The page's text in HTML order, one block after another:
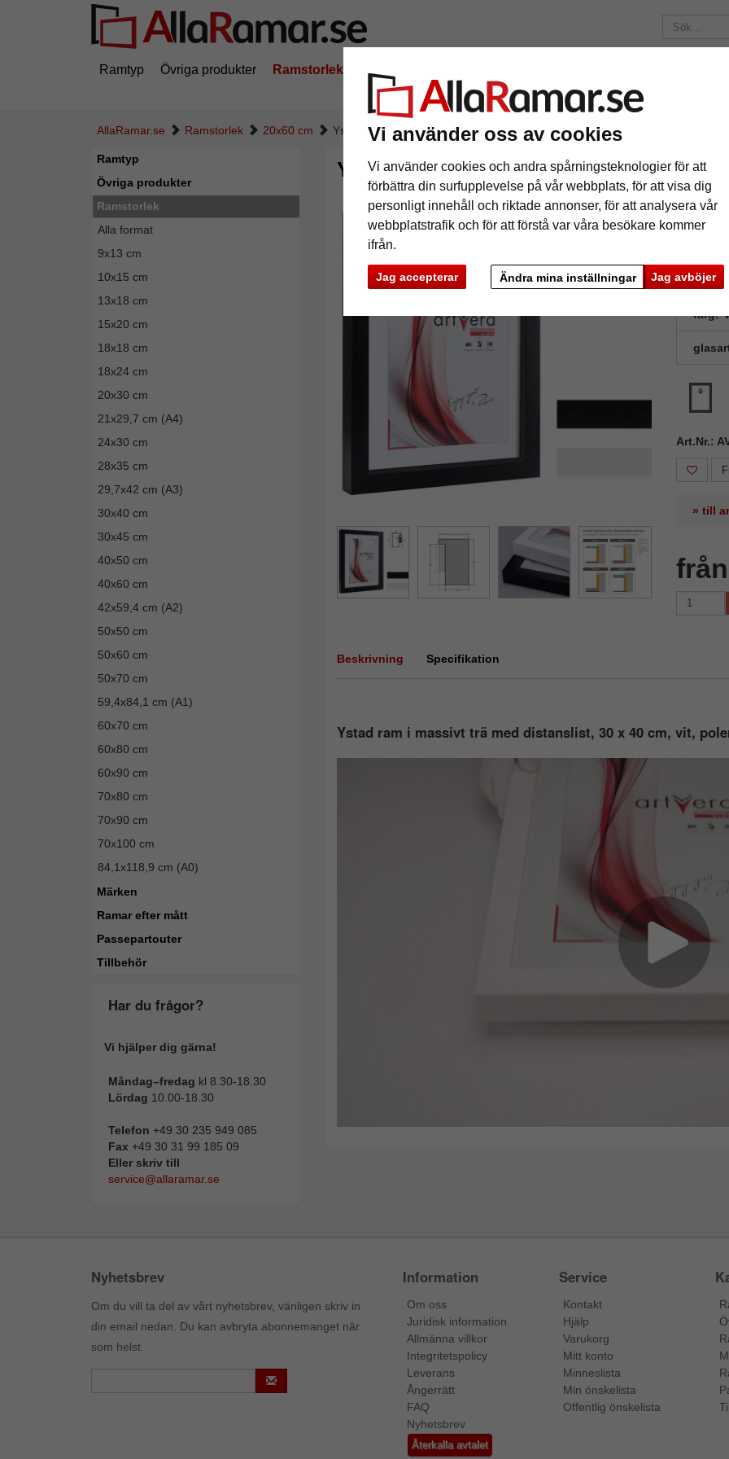
Vi använder oss av cookies
Vi använder cookies och andra spårningsteknologier för att
förbättra din surfupplevelse på vår webbplats, för att visa dig
personligt innehåll och riktade annonser, för att analysera vår
webbplatstrafik och för att förstå var våra besökare kommer
ifrån.
Jag accepterar Jag avböjer
Ändra mina inställningar
Ramtyp Övriga produkter Ramstorlek
195 kr i leveranskostnad.Oavsett hur mycket du beställer.
AllaRamar.se Ramstorlek 20x60 cm Ystad ram i massivt trä med distanslist
Ramtyp
Övriga produkter
Ramstorlek
Alla format
9x13 cm
10x15 cm
13x18 cm
15x20 cm
18x18 cm
18x24 cm
20x30 cm
21x29,7 cm (A4)
24x30 cm
28x35 cm
29,7x42 cm (A3)
30x40 cm
30x45 cm
40x50 cm
40x60 cm
42x59,4 cm (A2)
50x50 cm
50x60 cm
50x70 cm
59,4x84,1 cm (A1)
60x70 cm
60x80 cm
60x90 cm
70x80 cm
70x90 cm
70x100 cm
84,1x118,9 cm (A0)
Märken
Ramar efter mått
Passepartouter
Tillbehör
Har du frågor?
Vi hjälper dig gärna!
Måndag–fredag kl 8.30-18.30
Lördag 10.00-18.30
Telefon +49 30 235 949 085
Fax +49 30 31 99 185 09
Eller skriv till
service@allaramar.se
Ystad ram i massivt trä med distanslist
färg:
Art.Nr.:
» till
Beskrivning Specifikation
Ystad ram i massivt trä med distanslist, 30 x 40 cm, vit,
Nyhetsbrev
Om du vill ta del av vårt nyhetsbrev, vänligen skriv in
din email nedan. Du kan avbryta abonnemanget när
som helst.
Information
Om oss
Juridisk information
Allmänna villkor
Integritetspolicy
Leverans
Ångerrätt
FAQ
Nyhetsbrev
Återkalla avtalet
Service
Kontakt
Hjälp
Varukorg
Mitt konto
Minneslista
Min önskelista
Offentlig önskelista